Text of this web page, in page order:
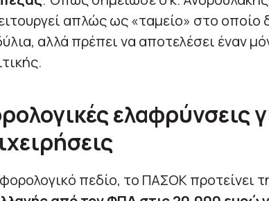
απλώς ως «ταμείο» στο οποίο
αλλά πρέπει να αποτελέσει έναν
ελαφρύνσεις
πεδίο, το ΠΑΣΟΚ προτείνει